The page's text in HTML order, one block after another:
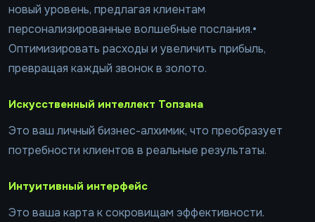
новый уровень, предлагая клиентам
персонализированные волшебные послания.•
Оптимизировать расходы и увеличить прибыль,
превращая каждый звонок в золото.
Искусственный интеллект Топзана
Это ваш личный бизнес-алхимик, что преобразует
потребности клиентов в реальные результаты.
Интуитивный интерфейс
Это ваша карта к сокровищам эффективности.